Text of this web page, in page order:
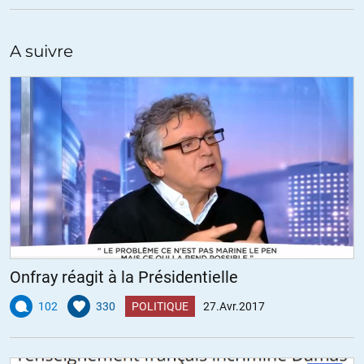
progrès social foulé aux pieds, combien déjà y avait-il de
raloul 28.04.2017 à 00h39
Bonjour !
Je suis helvète et les subtilités politiques de votre pays
m’echappent probablement. Mais franchement vos présidents se
moquent royalement d’une participation de 10, 30 ou 90%.
Techniquement ils ont gagné et sont donc les dirigeants légitimes
de votre pays, que vous le vouliez ou non et malgré la beauté des
postures morales et intellectuelles. N’oubliez pas que Pédalo 1er a
pu gouverner avec une cote de popularité de 10% ou moins, alors
bon vu d’ici il semble manquer un immense truc à une large part de
vos concitoyens que j’appelerais « principe de réalité ». En toute
amitié évidemment, bon courage face à ce choix cornélien…
A suivre
Onfray réagit à la Présidentielle
102 330 POLITIQUE 27.Avr.2017